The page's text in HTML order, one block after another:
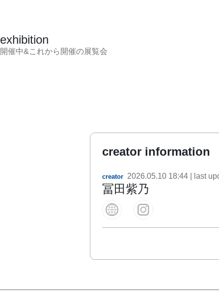
exhibition
開催中&これから開催の展覧会
creator information
creator 2026.05.10 18:44 | last
冨田紫乃